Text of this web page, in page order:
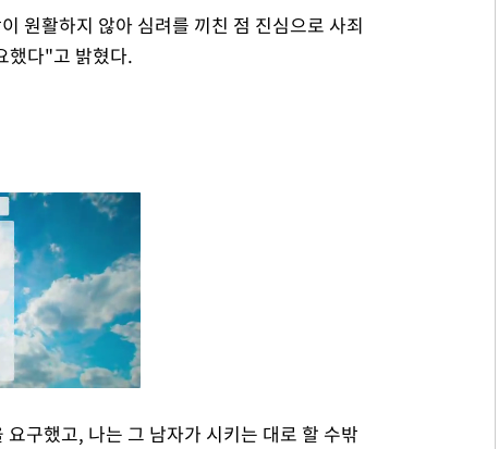
원활하지 않아 심려를 끼친 점 진심으로 사죄
했다"고 밝혔다.
구했고, 나는 그 남자가 시키는 대로 할 수밖